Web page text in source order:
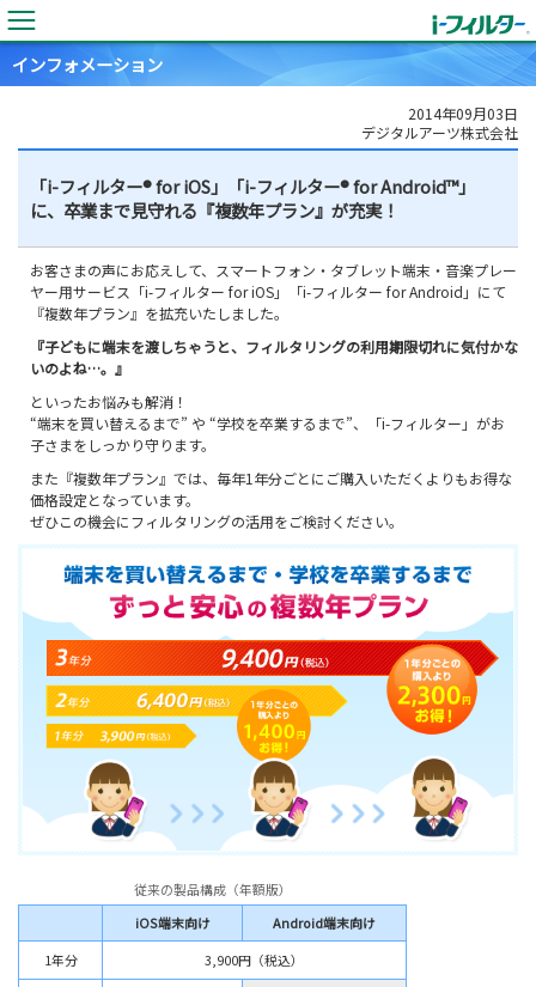
インフォメーション
2014年09月03日
デジタルアーツ株式会社
「i-フィルター® for iOS」「i-フィルター® for Android™」
に、卒業まで見守れる『複数年プラン』が充実！
お客さまの声にお応えして、スマートフォン・タブレット端末・音楽プレー
ヤー用サービス「i-フィルター for iOS」「i-フィルター for Android」にて
『複数年プラン』を拡充いたしました。
『子どもに端末を渡しちゃうと、フィルタリングの利用期限切れに気付かな
いのよね…。』
といったお悩みも解消！
“端末を買い替えるまで” や “学校を卒業するまで”、「i-フィルター」がお
子さまをしっかり守ります。
また『複数年プラン』では、毎年1年分ごとにご購入いただくよりもお得な
価格設定となっています。
ぜひこの機会にフィルタリングの活用をご検討ください。
従来の製品構成（年額版）
iOS端末向け
Android端末向け
1年分
3,900円（税込）